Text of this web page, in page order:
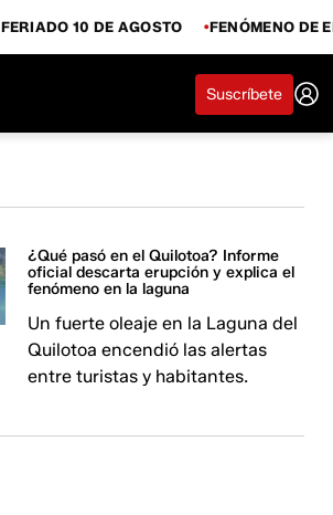
FERIADO 10 DE AGOSTO FENÓMENO DE
Suscríbete
¿Qué pasó en el Quilotoa? Informe
oficial descarta erupción y explica el
fenómeno en la laguna
Un fuerte oleaje en la Laguna del
Quilotoa encendió las alertas
entre turistas y habitantes.